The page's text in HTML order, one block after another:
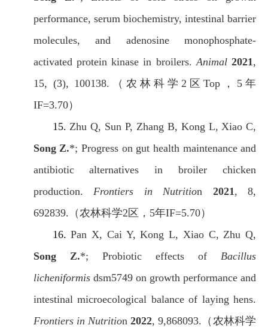
performance, serum biochemistry, intestinal barrier
molecules, and adenosine monophosphate-
activated protein kinase in broilers.Animal 2021,
15, (3), 100138. （农林科学2 区Top ， 5 年
IF=3.70）
15.Zhu Q, Sun P, Zhang B, Kong L, Xiao C,
Song Z.*; Progress on gut health maintenance and
antibiotic alternatives in broiler chicken
production.Frontiers in Nutrition 2021, 8,
692839. （农林科学2 区， 5年IF=5.70）
16.Pan X, Cai Y, Kong L, Xiao C, Zhu Q,
Song Z.*; Probiotic effects ofBacillus
licheniformisdsm5749 on growth performance and
intestinal microecological balance of laying hens.
Frontiers in Nutrition2022, 9,868093. （农林科学